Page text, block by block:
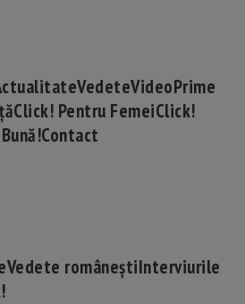
VedeteVideoPrime
Click! Pentru FemeiClick!
Contact
Vedete româneștiInterviurile